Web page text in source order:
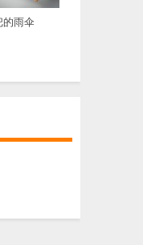
的雨伞